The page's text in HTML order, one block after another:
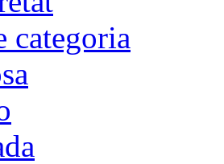
categoria